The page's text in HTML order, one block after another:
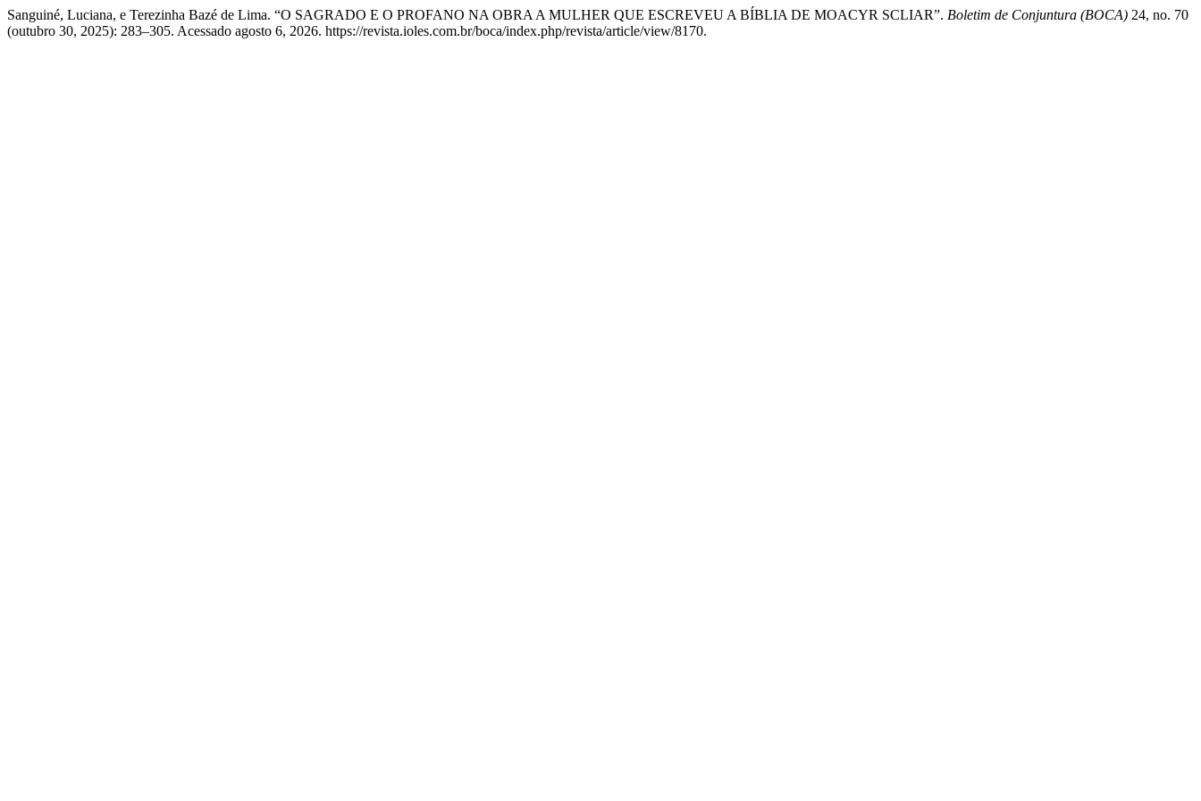
Sanguiné, Luciana, e Terezinha Bazé de Lima. “O SAGRADO E O PROFANO NA OBRA A MULHER QUE ESCREVEU A BÍBLIA DE MOACYR SCLIAR”. Boletim de Conjuntura (BOCA) 24, no. 70
(outubro 30, 2025): 283–305. Acessado agosto 6, 2026. https://revista.ioles.com.br/boca/index.php/revista/article/view/8170.